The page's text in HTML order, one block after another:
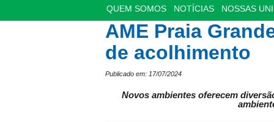
QUEM SOMOS NOTÍCIAS NOSSAS
AME Praia
de acolhimento
Publicado em: 17/07/2024
Novos ambientes oferecem